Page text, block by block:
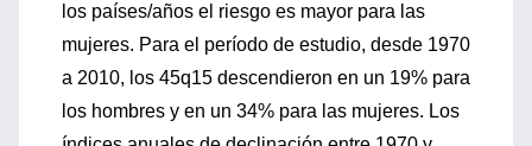
los países/años el riesgo es mayor para las
mujeres. Para el período de estudio, desde 1970
a 2010, los 45q15 descendieron en un 19% para
los hombres y en un 34% para las mujeres. Los